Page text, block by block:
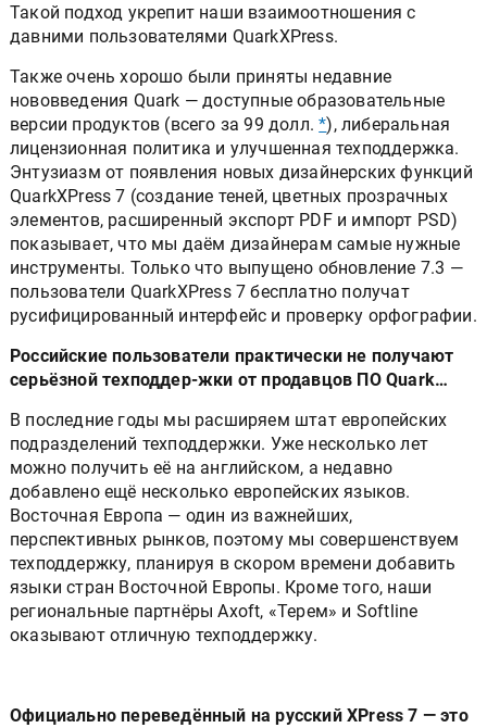
Такой подход укрепит наши взаимоотношения с
давними пользователями QuarkXPress.
Также очень хорошо были приняты недавние
нововведения Quark — доступные образовательные
версии продуктов (всего за 99 долл.*), либеральная
лицензионная политика и улучшенная техподдержка.
Энтузиазм от появления новых дизайнерских функций
QuarkXPress 7 (создание теней, цветных прозрачных
элементов, расширенный экспорт PDF и импорт PSD)
показывает, что мы даём дизайнерам самые нужные
инструменты. Только что выпущено обновление 7.3 —
пользователи QuarkXPress 7 бесплатно получат
русифицированный интерфейс и проверку орфографии.
Российские пользователи практически не получают
серьёзной техподдер-жки от продавцов ПО Quark…
В последние годы мы расширяем штат европейских
подразделений техподдержки. Уже несколько лет
можно получить её на английском, а недавно
добавлено ещё несколько европейских языков.
Восточная Европа — один из важнейших,
перспективных рынков, поэтому мы совершенствуем
техподдержку, планируя в скором времени добавить
языки стран Восточной Европы. Кроме того, наши
региональные партнёры Axoft, «Терем» и Softline
оказывают отличную техподдержку.
Официально переведённый на русский XPress 7 — это